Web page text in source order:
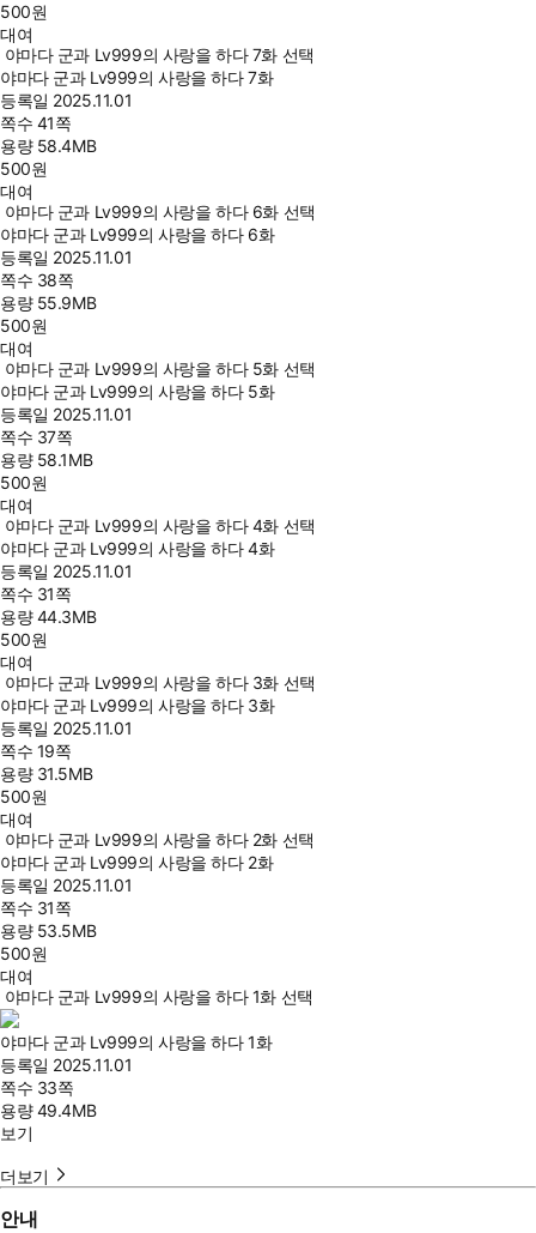
500원
대여
야마다 군과 Lv999의 사랑을 하다 7화 선택
야마다 군과 Lv999의 사랑을 하다 7화
등록일 2025.11.01
쪽수 41쪽
용량 58.4MB
500원
대여
야마다 군과 Lv999의 사랑을 하다 6화 선택
야마다 군과 Lv999의 사랑을 하다 6화
등록일 2025.11.01
쪽수 38쪽
용량 55.9MB
500원
대여
야마다 군과 Lv999의 사랑을 하다 5화 선택
야마다 군과 Lv999의 사랑을 하다 5화
등록일 2025.11.01
쪽수 37쪽
용량 58.1MB
500원
대여
야마다 군과 Lv999의 사랑을 하다 4화 선택
야마다 군과 Lv999의 사랑을 하다 4화
등록일 2025.11.01
쪽수 31쪽
용량44.3MB
500원
대여
야마다 군과 Lv999의 사랑을 하다 3화 선택
야마다 군과 Lv999의 사랑을 하다 3화
등록일 2025.11.01
쪽수 19쪽
용량 31.5MB
500원
대여
야마다 군과 Lv999의 사랑을 하다 2화 선택
야마다 군과 Lv999의 사랑을 하다 2화
등록일 2025.11.01
쪽수 31쪽
용량 53.5MB
500원
대여
야마다 군과 Lv999의 사랑을 하다 1화 선택
야마다 군과 Lv999의 사랑을 하다 1화
등록일 2025.11.01
쪽수 33쪽
용량49.4MB
보기
더보기
안내